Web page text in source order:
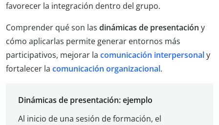
favorecer la integración dentro del grupo.
Comprender qué son las dinámicas de presentación y
cómo aplicarlas permite generar entornos más
participativos, mejorar la comunicación interpersonaly
fortalecer la comunicación organizacional.
Dinámicas de presentación: ejemplo
Al inicio de una sesión de formación, el